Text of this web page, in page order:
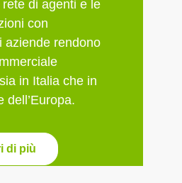
di agenti e le
con
aziende rendono
in Italia che in
dell’Europa.
di più